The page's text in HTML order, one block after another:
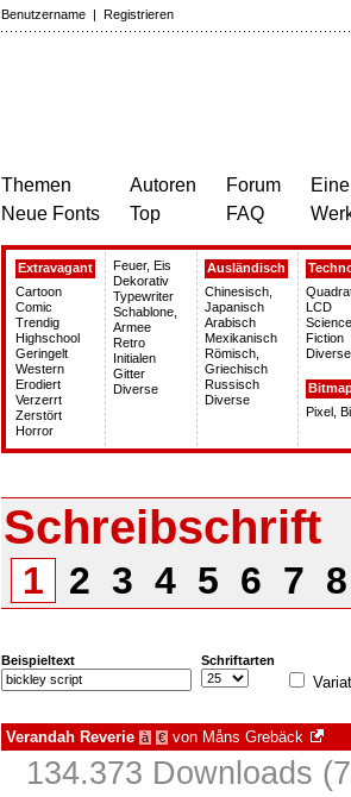
Benutzername | Registrieren
Themen
Neue Fonts
Autoren
Top
Forum
FAQ
Extravagant
Cartoon
Comic
Trendig
Highschool
Geringelt
Western
Erodiert
Verzerrt
Zerstört
Horror
Feuer, Eis
Dekorativ
Typewriter
Schablone,
Armee
Retro
Initialen
Gitter
Diverse
Ausländisch
Chinesisch,
Japanisch
Arabisch
Mexikanisch
Römisch,
Griechisch
Russisch
Diverse
LCD
Fiction
Diverse
Pixel,
Schreibschrift
1 2 3 4 5 6 7
Beispieltext Schriftarten
Verandah Reverie à € von Måns Grebäck
134.373 Downloads